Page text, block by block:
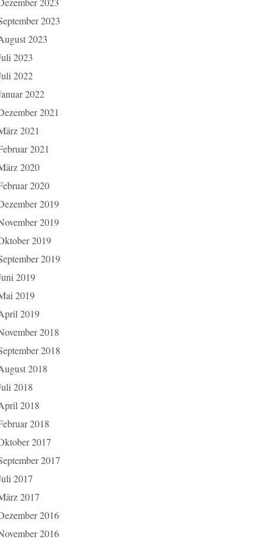
2023
2023
2023
2022
2022
2021
2021
2021
2020
2020
2019
2019
2019
2019
2019
2019
2019
2018
2018
2018
2018
2018
2018
2017
2017
2017
2017
2016
2016